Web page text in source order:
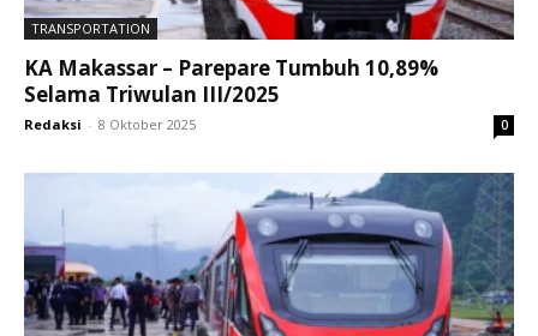
TRANSPORTATION
KA Makassar – Parepare Tumbuh 10,89%
Selama Triwulan III/2025
Redaksi - 8 Oktober 2025 0